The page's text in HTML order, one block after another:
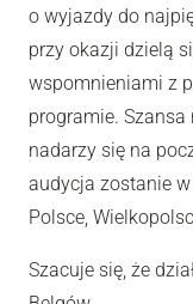
o wyjazdy do
przy okazji dzielą
wspomnieniami z
programie.
nadarzy się na
audycja zostanie
Polsce,
Szacuje się, że